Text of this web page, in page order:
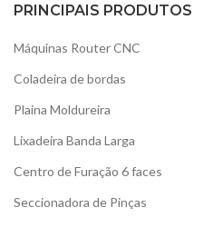
PRINCIPAIS PRODUTOS
Máquinas Router CNC
Coladeira de bordas
Plaina Moldureira
Lixadeira Banda Larga
Centro de Furação 6 faces
Seccionadora de Pinças